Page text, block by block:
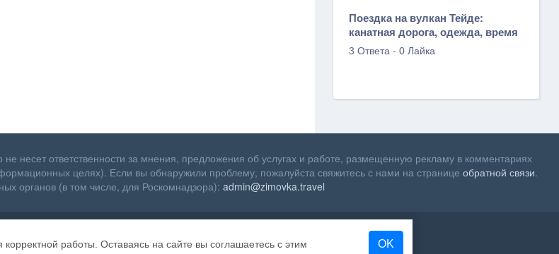
Поездка на вулкан Тейде:
канатная дорога, одежда, время
3 Ответа -0 Лайка
работы. Оставаясь на сайте вы соглашаетесь с этим OK
несет ответственности за мнения, предложения об услугах и работе, размещенную рекламу в комментариях
целях). Если вы обнаружили проблему, пожалуйста свяжитесь с нами на страницеобратной связи.
органов (в том числе, для Роскомнадзора): admin@zimovka.travel